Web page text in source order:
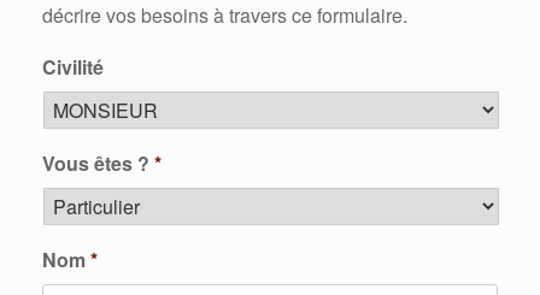
décrire vos besoins à travers ce formulaire.
Civilité
Vous êtes ? *
Nom*